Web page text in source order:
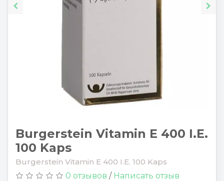
Burgerstein Vitamin E 400 I.E.
100 Kaps
Burgerstein Vitamin E 400 I.E. 100 Kaps
0 отзывов / Написать отзыв